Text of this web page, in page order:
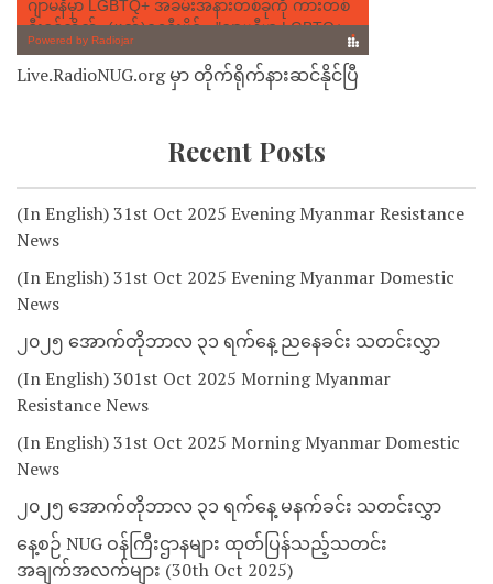
Live.RadioNUG.org မှာ တိုက်ရိုက်နားဆင်နိုင်ပြီ
Recent Posts
(In English) 31st Oct 2025 Evening Myanmar Resistance
News
(In English) 31st Oct 2025 Evening Myanmar Domestic
News
၂၀၂၅ အောက်တိုဘာလ ၃၁ ရက်နေ့ ညနေခင်း သတင်းလွှာ
(In English) 301st Oct 2025 Morning Myanmar
Resistance News
(In English) 31st Oct 2025 Morning Myanmar Domestic
News
၂၀၂၅ အောက်တိုဘာလ ၃၁ ရက်နေ့ မနက်ခင်း သတင်းလွှာ
နေ့စဉ် NUG ဝန်ကြီးဌာနများ ထုတ်ပြန်သည့်သတင်း
အချက်အလက်များ (30th Oct 2025)